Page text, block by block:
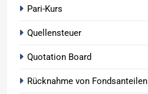
Pari-Kurs
Quellensteuer
Quotation Board
Rücknahme von Fondsanteilen